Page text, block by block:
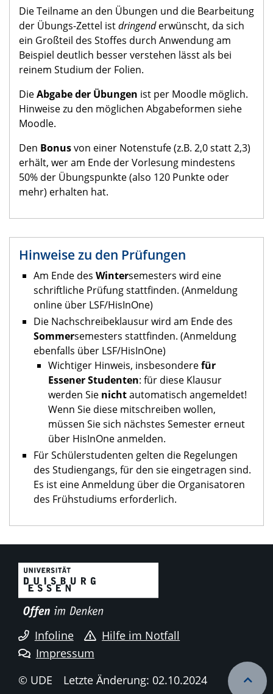
Die Teilname an den Übungen und die Bearbeitung
der Übungs-Zettel istdringenderwünscht, da sich
ein Großteil des Stoffes durch Anwendung am
Beispiel deutlich besser verstehen lässt als bei
reinem Studium der Folien.
DieAbgabe der Übungen ist per Moodle möglich.
Hinweise zu den möglichen Abgabeformen siehe
Moodle.
Den Bonusvon einer Notenstufe (z.B. 2,0 statt 2,3)
erhält, wer am Ende der Vorlesung mindestens
50% der Übungspunkte (also 120 Punkte oder
mehr) erhalten hat.
Hinweise zu den Prüfungen
Am Ende des Wintersemesters wird eine
schriftliche Prüfung stattfinden. (Anmeldung
online über LSF/HisInOne)
Die Nachschreibeklausur wird am Ende des
Sommersemesters stattfinden. (Anmeldung
ebenfalls über LSF/HisInOne)
Wichtiger Hinweis, insbesonderefür
Essener Studenten: für diese Klausur
werden Sie nichtautomatisch angemeldet!
Wenn Sie diese mitschreiben wollen,
müssen Sie sich nächstes Semester erneut
über HisInOne anmelden.
Für Schülerstudenten gelten die Regelungen
des Studiengangs, für den sie eingetragen sind.
Es ist eine Anmeldung über die Organisatoren
des Frühstudiums erforderlich.
Infoline
Hilfe im Notfall
Impressum
© UDE
Letzte Änderung: 02.10.2024